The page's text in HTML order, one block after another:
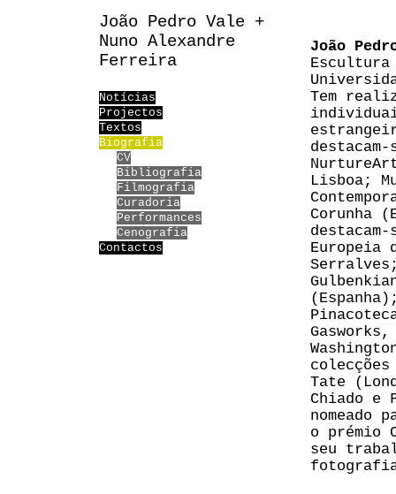
João Pedro Vale +
Nuno Alexandre
Ferreira
Notícias
Projectos
Textos
Biografia
CV
Bibliografia
Filmografia
Curadoria
Performances
Cenografia
Contactos
João
Escultura
Tem
Lisboa;
Corunha
Europeia
Tate
Chiado e
nomeado
o prémio
seu